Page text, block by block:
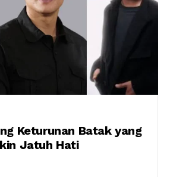
Keturunan Batak yang
Jatuh Hati